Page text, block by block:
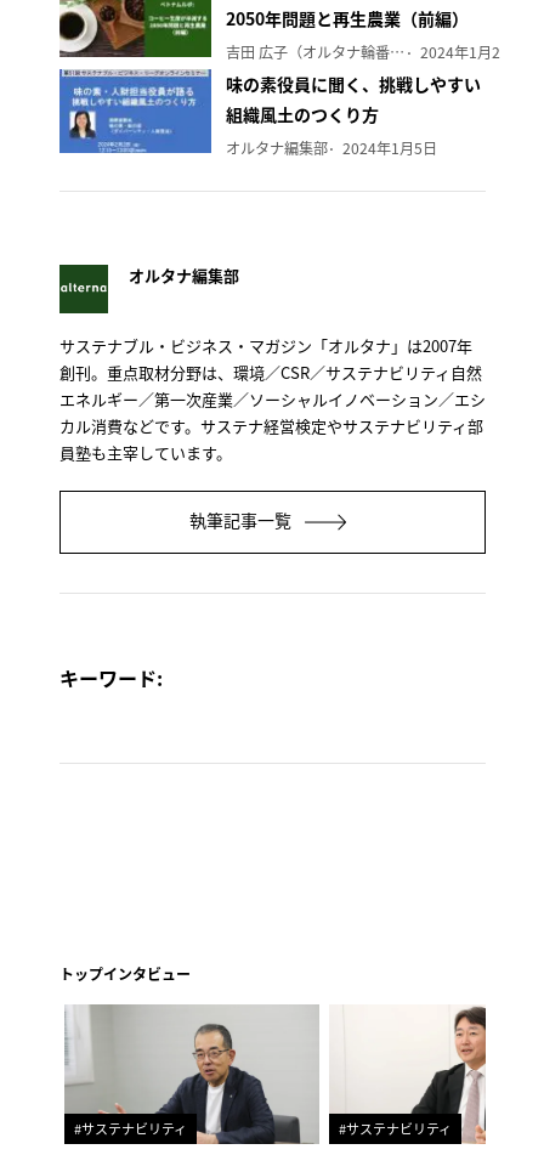
2050年問題と再生農業（前編）
吉田 広子（オルタナ輪番編集長） 2024年1月29日
味の素役員に聞く、挑戦しやすい
組織風土のつくり方
オルタナ編集部 2024年1月5日
オルタナ編集部
サステナブル・ビジネス・マガジン「オルタナ」は2007年
創刊。重点取材分野は、環境／CSR／サステナビリティ自然
エネルギー／第一次産業／ソーシャルイノベーション／エシ
カル消費などです。サステナ経営検定やサステナビリティ部
員塾も主宰しています。
執筆記事一覧
キーワード:
トップインタビュー
#サステナビリティ #サステナビリティ